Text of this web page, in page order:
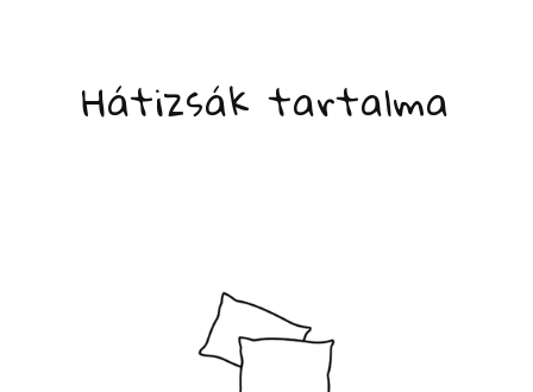
Hátizsák tartalma